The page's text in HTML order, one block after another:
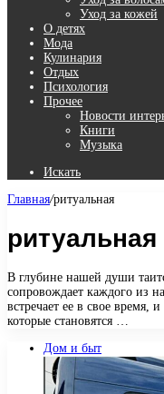
Уход за кожей
О детях
Мода
Кулинария
Отдых
Психология
Прочее
Новости
Книги
Музыка
Искать
Главная/ритуальная
ритуальная
В глубине нашей души
сопровождает каждого из
встречает ее в свое время,
которые становятся …
Дом и быт